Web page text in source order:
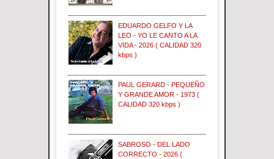
EDUARDO GELFO Y LA
LEO - YO LE CANTO A LA
VIDA - 2026 ( CALIDAD 320
kbps )
PAUL GERARD - PEQUEÑO
Y GRANDE AMOR - 1973 (
CALIDAD 320 kbps )
SABROSO - DEL LADO
CORRECTO - 2026 (